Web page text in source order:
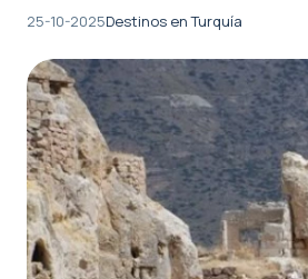
25-10-2025Destinos en Turquía